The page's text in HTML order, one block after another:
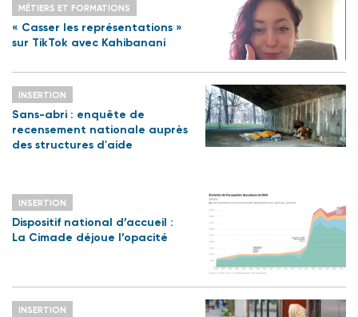
MÉTIERS ET FORMATIONS
« Casser les représentations »
sur TikTok avec Kahibanani
INSERTION
Sans-abri : enquête de
recensement nationale auprès
des structures d'aide
INSERTION
Dispositif national d’accueil :
La Cimade déjoue l’opacité
INSERTION